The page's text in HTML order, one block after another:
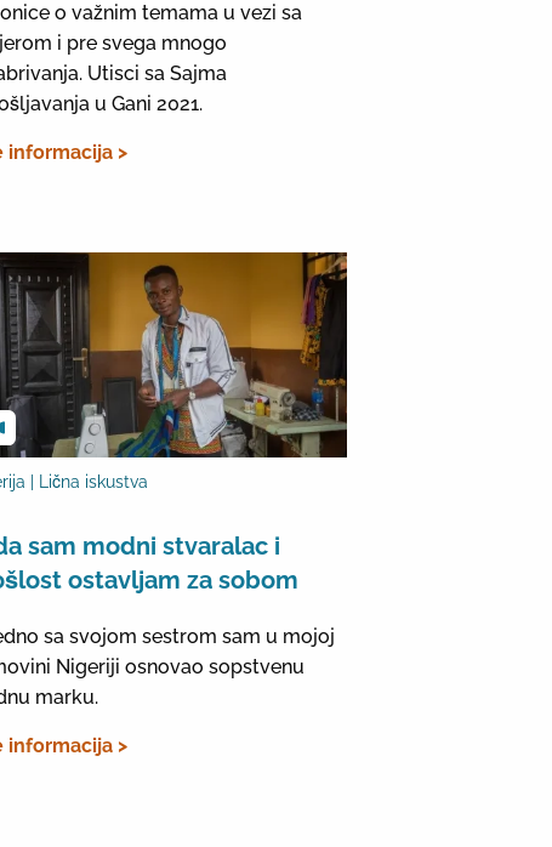
o važnim temama u vezi sa
i pre svega mnogo
Utisci sa Sajma
u Gani 2021.
informacija >
| Lična iskustva
sam modni stvaralac i
ostavljam za sobom
sa svojom sestrom sam u mojoj
Nigeriji osnovao sopstvenu
marku.
informacija >